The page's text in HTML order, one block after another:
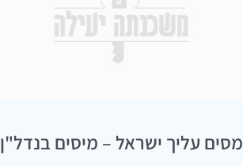
מסים עליך ישראל – מיסים בנדל"ן